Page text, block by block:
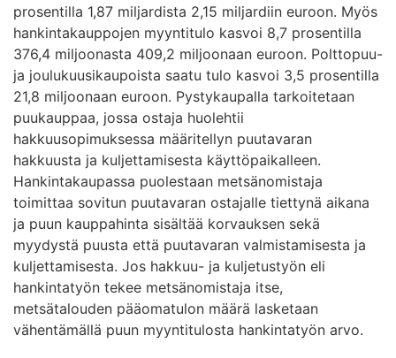
prosentilla 1,87 miljardista 2,15 miljardiin euroon. Myös
hankintakauppojen myyntitulo kasvoi 8,7 prosentilla
376,4 miljoonasta 409,2 miljoonaan euroon. Polttopuu-
ja joulukuusikaupoista saatu tulo kasvoi 3,5 prosentilla
21,8 miljoonaan euroon. Pystykaupalla tarkoitetaan
puukauppaa, jossa ostaja huolehtii
hakkuusopimuksessa määritellyn puutavaran
hakkuusta ja kuljettamisesta käyttöpaikalleen.
Hankintakaupassa puolestaan metsänomistaja
toimittaa sovitun puutavaran ostajalle tiettynä aikana
ja puun kauppahinta sisältää korvauksen sekä
myydystä puusta että puutavaran valmistamisesta ja
kuljettamisesta. Jos hakkuu- ja kuljetustyön eli
hankintatyön tekee metsänomistaja itse,
metsätalouden pääomatulon määrä lasketaan
vähentämällä puun myyntitulosta hankintatyön arvo.